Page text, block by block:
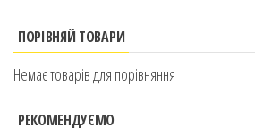
ПОРІВНЯЙ ТОВАРИ
Немає товарів для порівняння
РЕКОМЕНДУЄМО